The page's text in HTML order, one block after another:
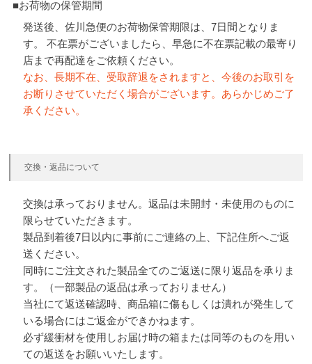
■お荷物の保管期間
発送後、佐川急便のお荷物保管期限は、7日間となりま
す。 不在票がございましたら、早急に不在票記載の最寄り
店まで再配達をご依頼ください。
なお、長期不在、受取辞退をされますと、今後のお取引を
お断りさせていただく場合がございます。あらかじめご了
承ください。
交換・返品について
交換は承っておりません。返品は未開封・未使用のものに
限らせていただきます。
製品到着後7日以内に事前にご連絡の上、下記住所へご返
送ください。
同時にご注文された製品全てのご返送に限り返品を承りま
す。（一部製品の返品は承っておりません）
当社にて返送確認時、商品箱に傷もしくは潰れが発生して
いる場合にはご返金ができかねます。
必ず緩衝材を使用しお届け時の箱または同等のものを用い
ての返送をお願いいたします。